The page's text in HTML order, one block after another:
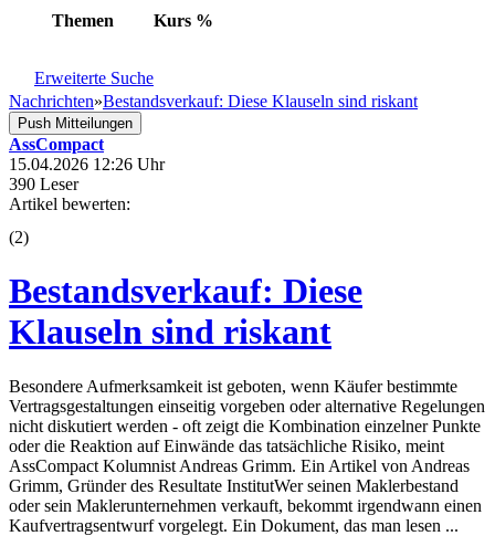
Themen Kurs %
Erweiterte Suche
Nachrichten»Bestandsverkauf: Diese Klauseln sind riskant
Push Mitteilungen
AssCompact
15.04.2026 12:26 Uhr
390 Leser
Artikel bewerten:
(2)
Bestandsverkauf: Diese
Klauseln sind riskant
Besondere Aufmerksamkeit ist geboten, wenn Käufer bestimmte
Vertragsgestaltungen einseitig vorgeben oder alternative Regelungen
nicht diskutiert werden - oft zeigt die Kombination einzelner Punkte
oder die Reaktion auf Einwände das tatsächliche Risiko, meint
AssCompact Kolumnist Andreas Grimm. Ein Artikel von Andreas
Grimm, Gründer des Resultate InstitutWer seinen Maklerbestand
oder sein Maklerunternehmen verkauft, bekommt irgendwann einen
Kaufvertragsentwurf vorgelegt. Ein Dokument, das man lesen ...